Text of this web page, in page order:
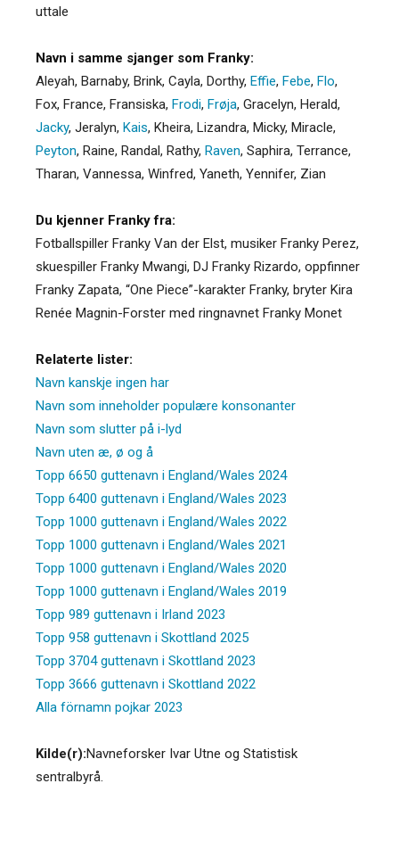
uttale
Navn i samme sjanger som Franky:
Aleyah, Barnaby, Brink, Cayla, Dorthy, Effie, Febe, Flo,
Fox, France, Fransiska, Frodi, Frøja, Gracelyn, Herald,
Jacky, Jeralyn, Kais, Kheira, Lizandra, Micky, Miracle,
Peyton, Raine, Randal, Rathy, Raven, Saphira, Terrance,
Tharan, Vannessa, Winfred, Yaneth, Yennifer, Zian
Du kjenner Franky fra:
Fotballspiller Franky Van der Elst, musiker Franky Perez,
skuespiller Franky Mwangi, DJ Franky Rizardo, oppfinner
Franky Zapata, “One Piece”-karakter Franky, bryter Kira
Renée Magnin-Forster med ringnavnet Franky Monet
Relaterte lister:
Navn kanskje ingen har
Navn som inneholder populære konsonanter
Navn som slutter på i-lyd
Navn uten æ, ø og å
Topp 6650 guttenavn i England/Wales 2024
Topp 6400 guttenavn i England/Wales 2023
Topp 1000 guttenavn i England/Wales 2022
Topp 1000 guttenavn i England/Wales 2021
Topp 1000 guttenavn i England/Wales 2020
Topp 1000 guttenavn i England/Wales 2019
Topp 989 guttenavn i Irland 2023
Topp 958 guttenavn i Skottland 2025
Topp 3704 guttenavn i Skottland 2023
Topp 3666 guttenavn i Skottland 2022
Alla förnamn pojkar 2023
Kilde(r):Navneforsker Ivar Utne og Statistisk
sentralbyrå.